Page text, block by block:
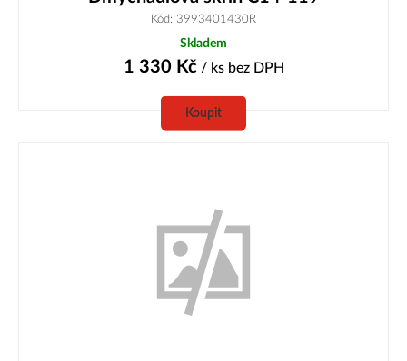
Kód: 3993401430R
Skladem
1 330 Kč/ ks bez DPH
Koupit